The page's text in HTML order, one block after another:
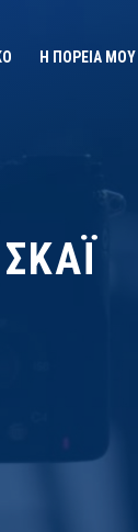
Η ΠΟΡΕΙΑ ΜΟΥ